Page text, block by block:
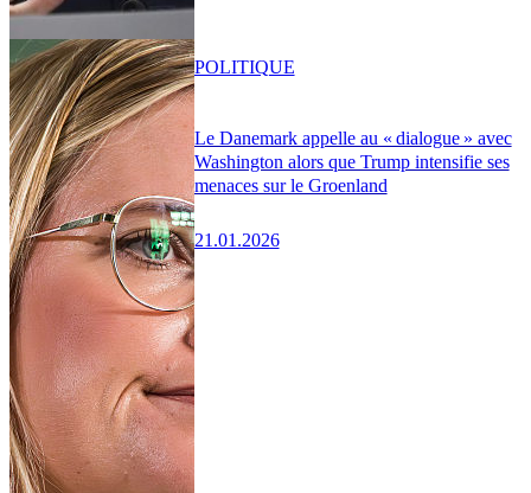
Le Danemark appelle au « dialogue » avec
Washington alors que Trump intensifie ses
menaces sur le Groenland
21.01.2026
POLITIQUE